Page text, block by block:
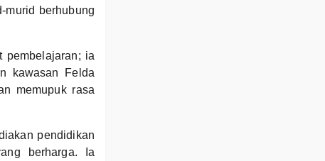
murid berhubung
pembelajaran; ia
kawasan Felda
memupuk rasa
pendidikan
berharga. Ia